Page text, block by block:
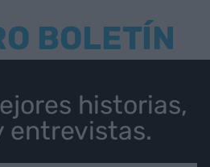
BOLETÍN
historias,
entrevistas.